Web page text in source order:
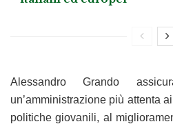
Alessandro Grando
un’amministrazione più attenta
politiche giovanili, al